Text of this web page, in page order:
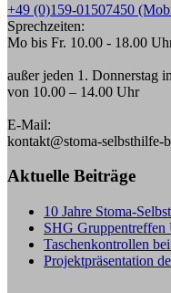
+49 (0)159-01507450
Sprechzeiten:
Mo bis Fr. 10.00 - 18.00
außer jeden 1. Donnerstag
von 10.00 – 14.00 Uhr
E-Mail:
kontakt@stoma-selbsthilfe-
Aktuelle Beiträge
10 Jahre Stoma-
SHG Gruppentreffen
Taschenkontrollen
Projektpräsentation